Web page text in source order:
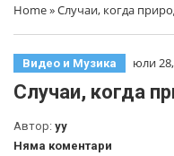
Home»Случаи, когда
Видео и Музика юли
Случаи, когда
Автор: yy
Няма коментари